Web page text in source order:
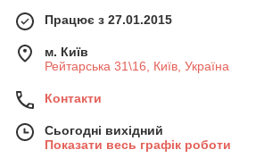
Працює з 27.01.2015
м. Київ
Рейтарська 31\16, Київ, Україна
Контакти
Сьогодні вихідний
Показати весь графік роботи